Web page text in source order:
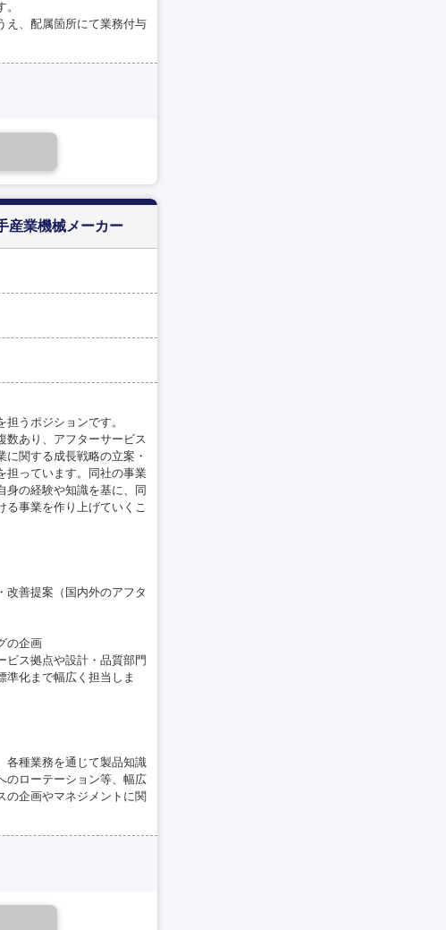
え、配属箇所にて業務付与
産業機械メーカー
うポジションです。
数あり、アフターサービス
関する成長戦略の立案・
担っています。同社の事業
身の経験や知識を基に、同
事業を作り上げていくこ
改善提案（国内外のアフタ
の企画
ビス拠点や設計・品質部門
準化まで幅広く担当しま
各種業務を通じて製品知識
のローテーション等、幅広
の企画やマネジメントに関